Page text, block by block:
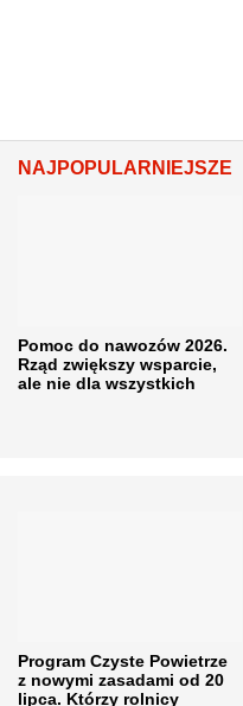
NAJPOPULARNIEJSZE
Pomoc do nawozów 2026.
Rząd zwiększy wsparcie,
ale nie dla wszystkich
Program Czyste Powietrze
z nowymi zasadami od 20
lipca. Którzy rolnicy